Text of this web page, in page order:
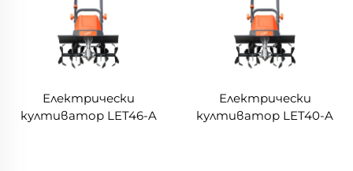
Електрически
култиватор LET46-A
Електрически
култиватор LET40-A